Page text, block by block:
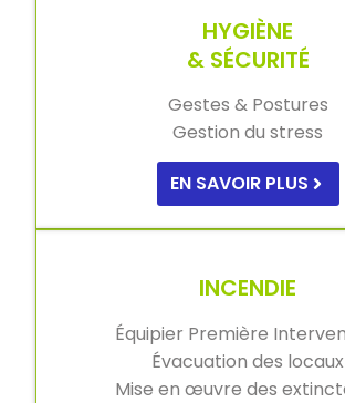
HYGIÈNE
& SÉCURITÉ
Gestes & Postures
Gestion du stress
EN SAVOIR PLUS
INCENDIE
Équipier Première
Évacuation des locaux
Mise en œuvre des